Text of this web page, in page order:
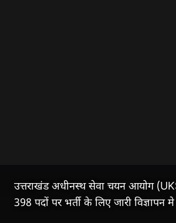
उत्तराखंड अधीनस्थ सेवा चयन आयोग
398 पदों पर भर्ती के लिए जारी विज्ञापन मे